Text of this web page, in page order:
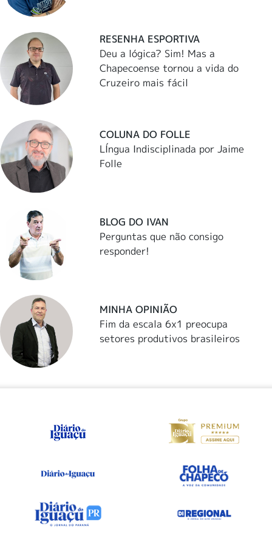
RESENHA ESPORTIVA
Deu a lógica? Sim! Mas a
Chapecoense tornou a vida do
Cruzeiro mais fácil
COLUNA DO FOLLE
LÍngua Indisciplinada por Jaime
Folle
BLOG DO IVAN
Perguntas que não consigo
responder!
MINHA OPINIÃO
Fim da escala 6x1 preocupa
setores produtivos brasileiros